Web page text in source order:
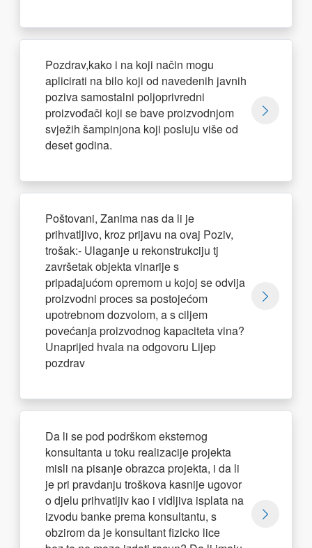
Pozdrav,kako i na koji način mogu
aplicirati na bilo koji od navedenih javnih
poziva samostalni poljoprivredni
proizvođači koji se bave proizvodnjom
svježih šampinjona koji posluju više od
deset godina.
Poštovani, Zanima nas da li je
prihvatljivo, kroz prijavu na ovaj Poziv,
trošak:- Ulaganje u rekonstrukciju tj
završetak objekta vinarije s
pripadajućom opremom u kojoj se odvija
proizvodni proces sa postojećom
upotrebnom dozvolom, a s ciljem
povećanja proizvodnog kapaciteta vina?
Unaprijed hvala na odgovoru Lijep
pozdrav
Da li se pod podrškom eksternog
konsultanta u toku realizacije projekta
misli na pisanje obrazca projekta, i da li
je pri pravdanju troškova kasnije ugovor
o djelu prihvatljiv kao i vidljiva isplata na
izvodu banke prema konsultantu, s
obzirom da je konsultant fizicko lice